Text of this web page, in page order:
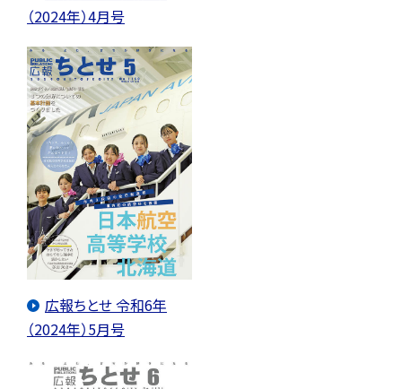
（2024年）4月号
広報ちとせ 令和6年
（2024年）5月号